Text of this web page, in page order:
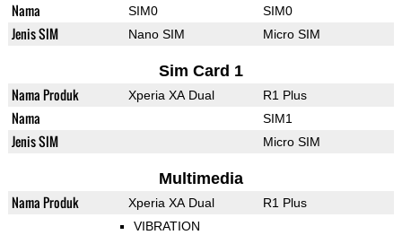
Nama SIM0 SIM0
Jenis SIM Nano SIM Micro SIM
Sim Card 1
Nama Produk Xperia XA Dual R1 Plus
Nama SIM1
Jenis SIM Micro SIM
Multimedia
Nama Produk Xperia XA Dual R1 Plus
VIBRATION